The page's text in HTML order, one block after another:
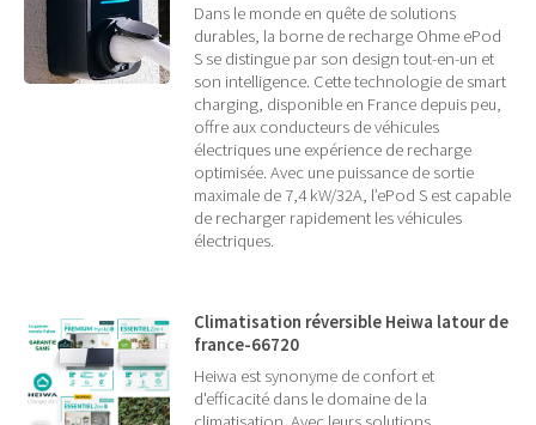
Dans le monde en quête de solutions
durables, la borne de recharge Ohme ePod
S se distingue par son design tout-en-un et
son intelligence. Cette technologie de smart
charging, disponible en France depuis peu,
offre aux conducteurs de véhicules
électriques une expérience de recharge
optimisée. Avec une puissance de sortie
maximale de 7,4 kW/32A, l’ePod S est capable
de recharger rapidement les véhicules
électriques.
Climatisation réversible Heiwa latour de
france-66720
Heiwa est synonyme de confort et
d'efficacité dans le domaine de la